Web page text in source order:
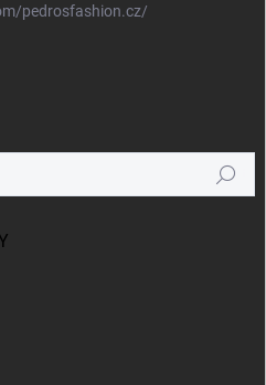
pedrosfashion.cz/
Hledat